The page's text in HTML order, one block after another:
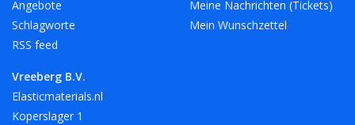
Angebote
Schlagworte
RSS feed
Meine Nachrichten (Tickets)
Mein Wunschzettel
Vreeberg B.V.
Elasticmaterials.nl
Koperslager 1